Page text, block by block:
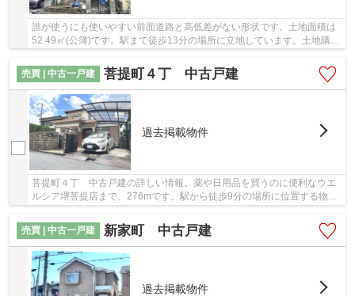
誰が使うにも使いやすい前面道路と高低差がない形状です。土地面積は
52.49㎡(公簿)です。駅まで徒歩13分の場所に立地しています。土地購入
売買 | 中古一戸建
菩提町４丁 中古戸建
過去掲載物件
菩提町４丁 中古戸建の詳しい情報。薬や日用品を買うのに便利なウエ
ルシア堺菩提店まで、276mです。駅から徒歩9分の場所に位置する物件
売買 | 中古一戸建
新家町 中古戸建
過去掲載物件